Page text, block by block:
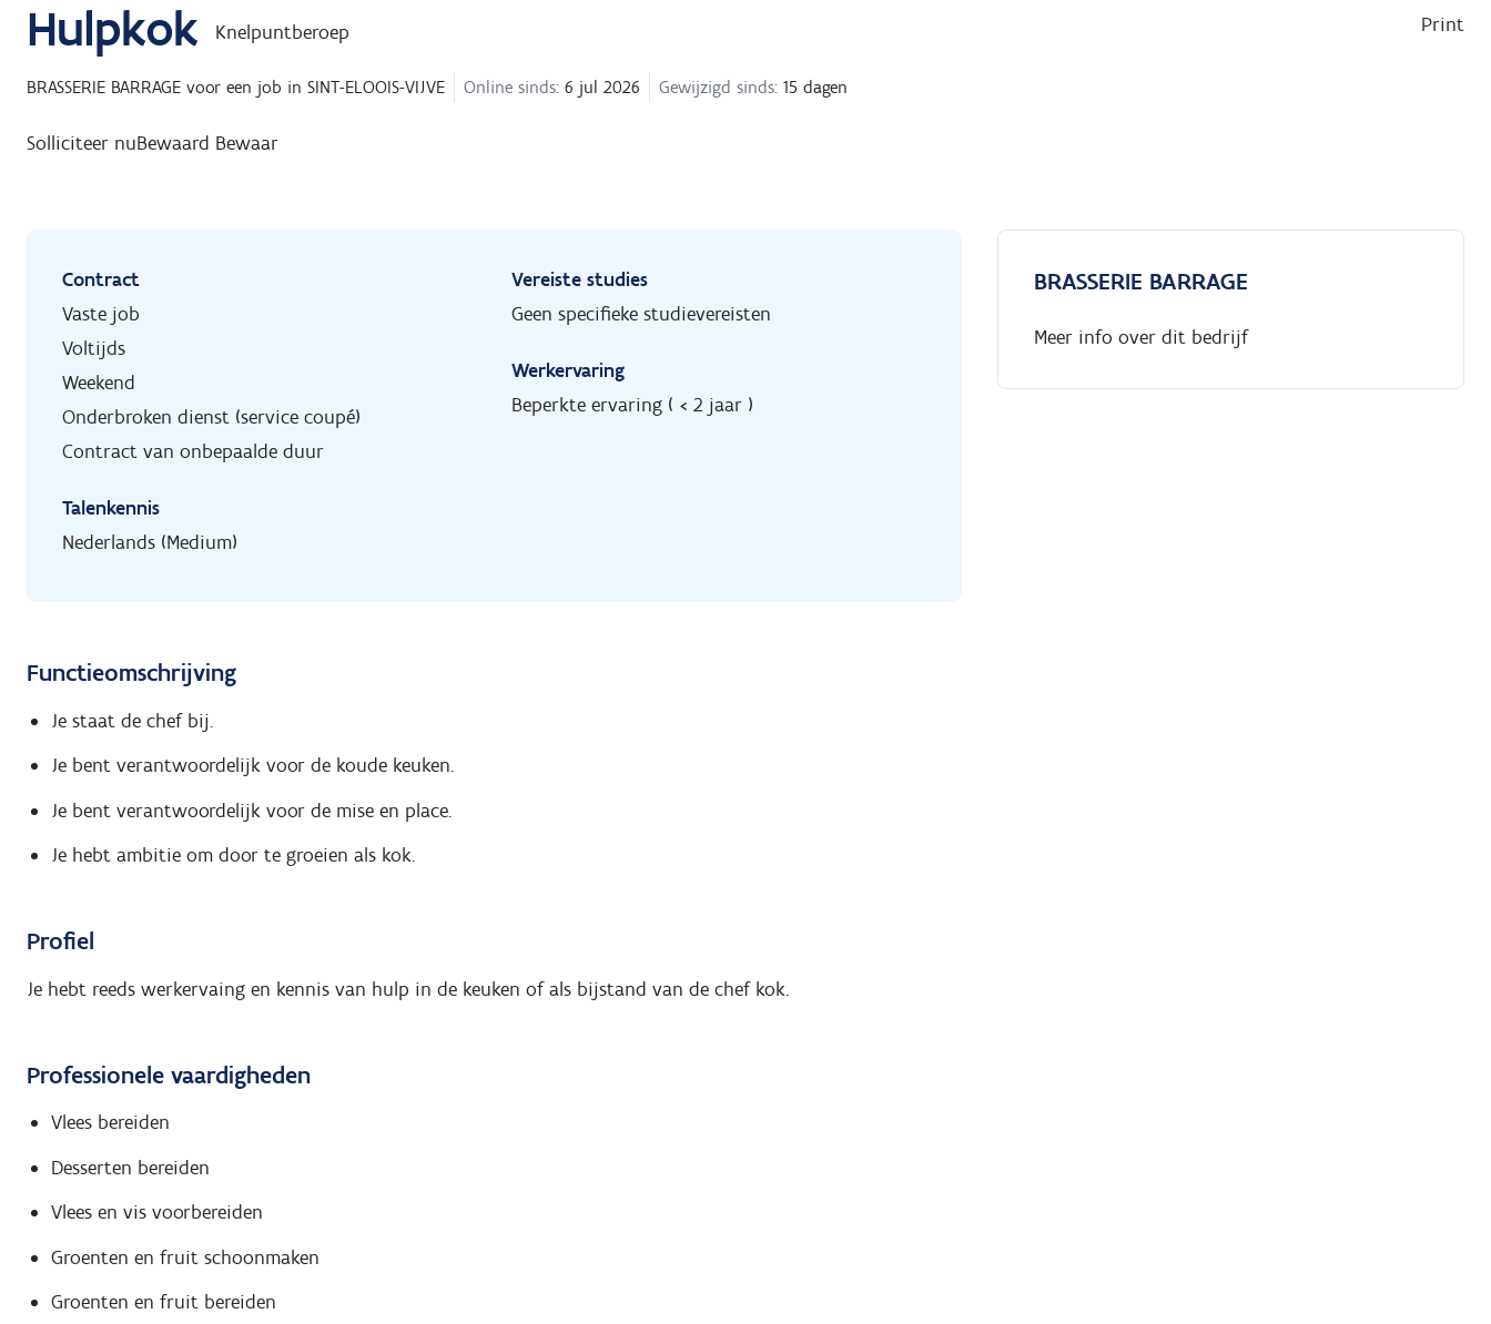
Hulpkok Knelpuntberoep Print
BRASSERIE BARRAGE voor een job in SINT-ELOOIS-VIJVE Online sinds: 6 jul 2026 Gewijzigd sinds: 15 dagen
Solliciteer nuBewaard Bewaar
Contract
Vaste job
Voltijds
Weekend
Onderbroken dienst (service coupé)
Contract van onbepaalde duur
Talenkennis
Nederlands (Medium)
Vereiste studies
Geen specifieke studievereisten
Werkervaring
Beperkte ervaring ( < 2 jaar )
Functieomschrijving
Je staat de chef bij.
Je bent verantwoordelijk voor de koude keuken.
Je bent verantwoordelijk voor de mise en place.
Je hebt ambitie om door te groeien als kok.
Profiel
Je hebt reeds werkervaing en kennis van hulp in de keuken of als bijstand van de chef kok.
Professionele vaardigheden
Vlees bereiden
Desserten bereiden
Vlees en vis voorbereiden
Groenten en fruit schoonmaken
Groenten en fruit bereiden
BRASSERIE BARRAGE
Meer info over dit bedrijf